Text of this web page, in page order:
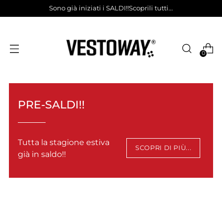
Sono già iniziati i SALDI!!Scoprili tutti...
0
PRE-SALDI!!
Tutta la stagione estiva
già in saldo!!
SCOPRI DI PIÙ...